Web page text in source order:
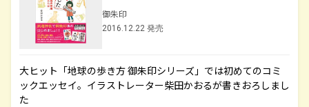
御朱印
2016.12.22 発売
大ヒット「地球の歩き方 御朱印シリーズ」では初めてのコミ
ックエッセイ。イラストレーター柴田かおるが書きおろしまし
た